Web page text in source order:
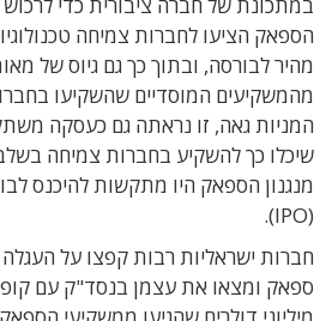
הספאק הציעו לחברות צמיחה
מהיר לבורסה, ובתוך כך גם גיוס של
מהמשקיעים המוסדיים שהשקיעו
המניות גאה, זו נראתה גם כעסקה
שיכלו כך להשקיע בחברות צמיחה
מנגנון הספאק היו מתקשות להיכנס
(IPO).
חברות ישראליות רבות קפצו על
ספאק ומצאו את עצמן בנסד"ק עם